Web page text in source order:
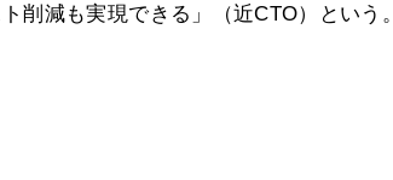
削減も実現できる」（近CTO）という。